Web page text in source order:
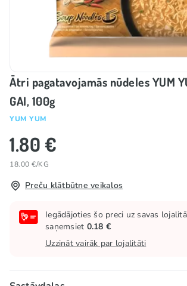
Ātri pagatavojamās nūdeles YUM
GAI, 100g
YUM YUM
1.80 €
18.00 €/KG
Preču klātbūtne veikalos
Iegādājoties šo preci uz savas
saņemsiet 0.18 €
Uzzināt vairāk par lojalitāti